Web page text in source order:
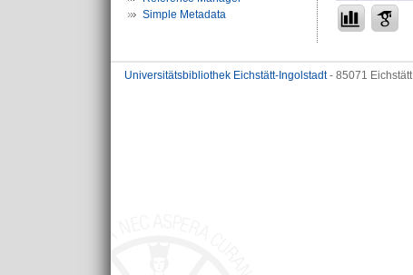
Simple Metadata
Universitätsbibliothek Eichstätt-Ingolstadt- 85071 Eichstätt